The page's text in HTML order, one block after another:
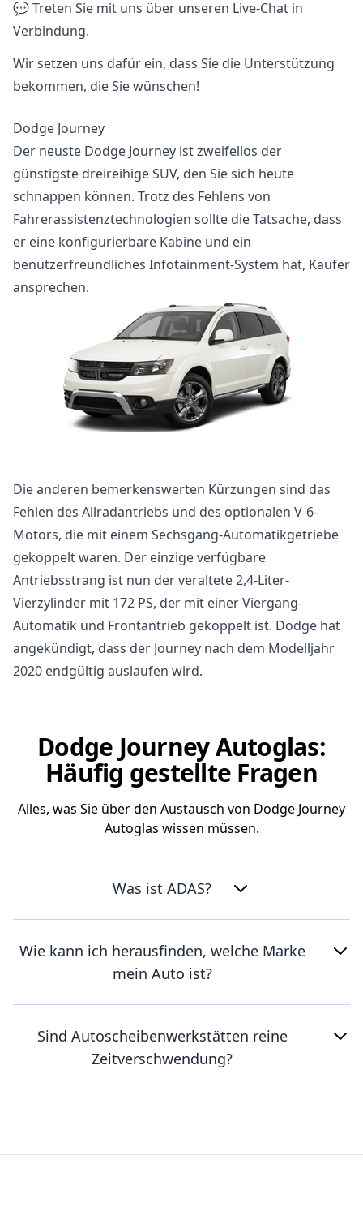
💬 Treten Sie mit uns über unseren Live-Chat in
Verbindung.
Wir setzen uns dafür ein, dass Sie die Unterstützung
bekommen, die Sie wünschen!
Dodge Journey
Der neuste Dodge Journey ist zweifellos der
günstigste dreireihige SUV, den Sie sich heute
schnappen können. Trotz des Fehlens von
Fahrerassistenztechnologien sollte die Tatsache, dass
er eine konfigurierbare Kabine und ein
benutzerfreundliches Infotainment-System hat, Käufer
ansprechen.
Die anderen bemerkenswerten Kürzungen sind das
Fehlen des Allradantriebs und des optionalen V-6-
Motors, die mit einem Sechsgang-Automatikgetriebe
gekoppelt waren. Der einzige verfügbare
Antriebsstrang ist nun der veraltete 2,4-Liter-
Vierzylinder mit 172 PS, der mit einer Viergang-
Automatik und Frontantrieb gekoppelt ist. Dodge hat
angekündigt, dass der Journey nach dem Modelljahr
2020 endgültig auslaufen wird.
Dodge Journey Autoglas:
Häufig gestellte Fragen
Alles, was Sie über den Austausch von Dodge Journey
Autoglas wissen müssen.
Was ist ADAS?
Wie kann ich herausfinden, welche Marke
mein Auto ist?
Sind Autoscheibenwerkstätten reine
Zeitverschwendung?